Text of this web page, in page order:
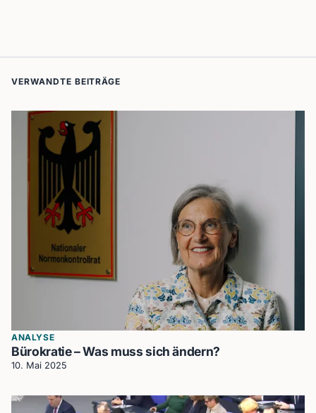
VERWANDTE BEITRÄGE
ANALYSE
Bürokratie – Was muss sich ändern?
10. Mai 2025